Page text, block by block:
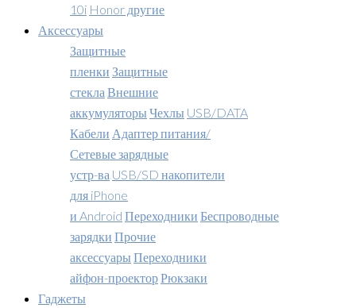
10i Honor другие
Аксессуары
Защитные
пленки Защитные
стекла Внешние
аккумуляторы Чехлы USB/DATA
Кабели Адаптер питания/
Сетевые зарядные
устр-ва USB/SD накопители
для iPhone
и Android Переходники Беспроводные
зарядки Прочие
аксессуары Переходники
айфон-проекторРюкзаки
Гаджеты